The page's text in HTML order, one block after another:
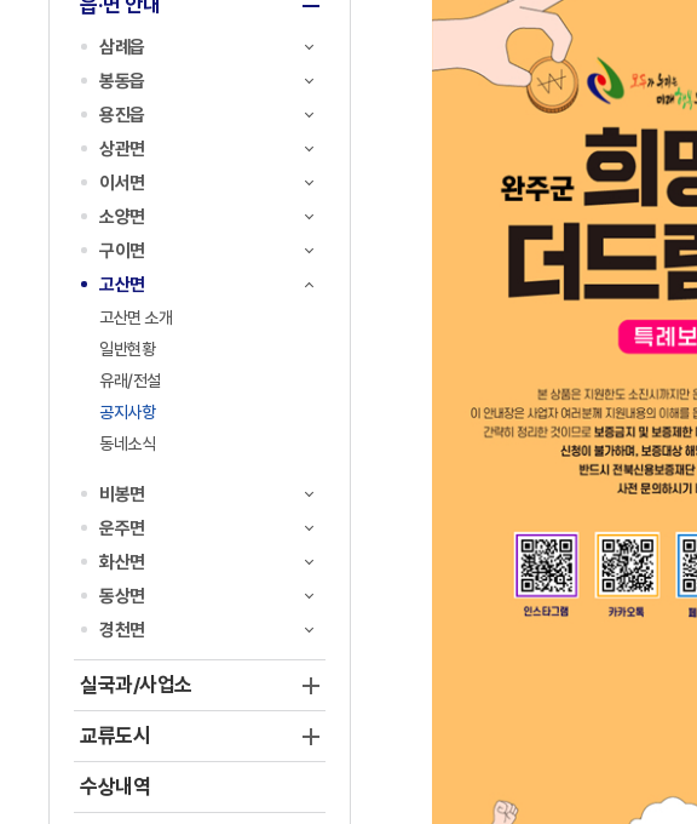
읍·면 안내
삼례읍
봉동읍
용진읍
상관면
이서면
소양면
구이면
고산면
고산면 소개
일반현황
유래/전설
공지사항
동네소식
비봉면
운주면
화산면
동상면
경천면
실국과/사업소
교류도시
수상내역